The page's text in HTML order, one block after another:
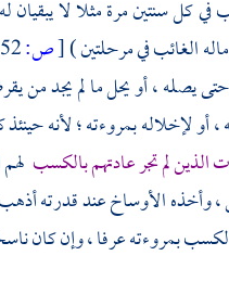
في كل سنتين مرة مثلا لا
الغائب في مرحلتين )[ص:
يصله ، أو يحل ما لم يجد من
لإخلاله بمروءته ؛ لأنه حينئذ
الذين لم تجر عادتهم بالكسب
الأوساخ عند قدرته أذهب
بمروءته عرفا ، وإن كان